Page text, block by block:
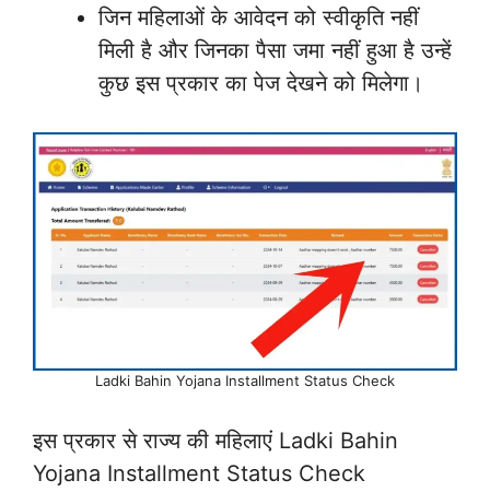
जिन महिलाओं के आवेदन को स्वीकृति नहीं
मिली है और जिनका पैसा जमा नहीं हुआ है उन्हें
कुछ इस प्रकार का पेज देखने को मिलेगा।
Ladki Bahin Yojana Installment Status Check
इस प्रकार से राज्य की महिलाएं Ladki Bahin
Yojana Installment Status Check